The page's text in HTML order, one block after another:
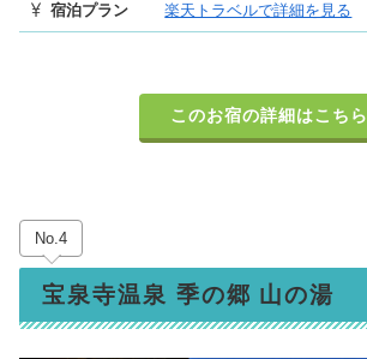
宿泊プラン 楽天トラベルで詳細を見る
このお宿の詳細はこちら
No.4
宝泉寺温泉 季の郷 山の湯